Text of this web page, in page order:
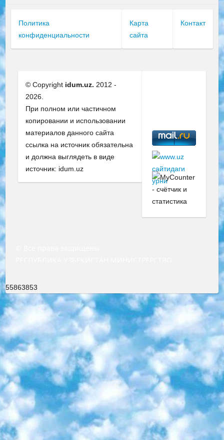
Политика
конфиденциальности
Карта
сайта
Контакт
© Copyright idum.uz. 2012 -
2026.
При полном или частичном
копировании и использовании
материалов данного сайта
ссылка на источник обязательна
и должна выглядеть в виде
источник: idum.uz
55863853